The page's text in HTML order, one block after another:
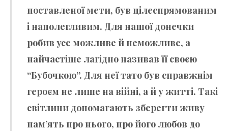
поставленої мети, був цілеспрямованим
і наполегливим. Для нашої донечки
робив усе можливе й неможливе, а
найчастіше лагідно називав її своєю
“Бубочкою”. Для неї тато був справжнім
героєм не лише на війні, а й у житті. Такі
світлини допомагають зберегти живу
пам’ять про нього, про його любов до